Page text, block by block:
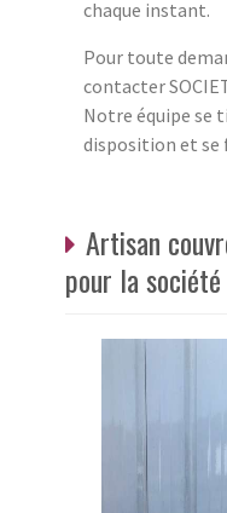
chaque instant.
Pour toute
contacter
Notre équipe se
disposition et se
Artisan
pour la